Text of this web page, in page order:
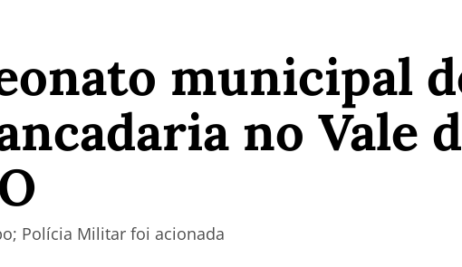
municipal
no Vale
Polícia Militar foi acionada